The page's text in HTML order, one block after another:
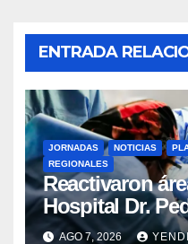
ENTRADA
JORNADAS NOTICIAS
REGIONALES
Reactivaron
Hospital Dr.
Guárico
AGO 7, 2026